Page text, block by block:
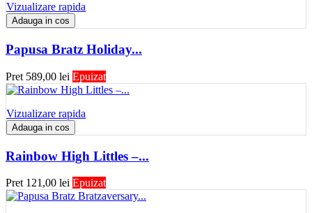
Vizualizare rapida
Adauga in cos
Papusa Bratz Holiday...
Pret 589,00 lei Epuizat
Vizualizare rapida
Adauga in cos
Rainbow High Littles –...
Pret 121,00 lei Epuizat